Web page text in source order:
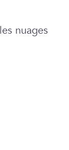
nuages